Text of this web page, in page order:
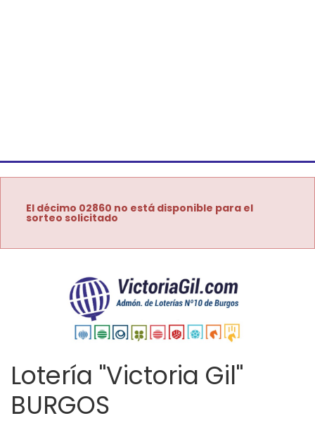
El décimo 02860 no está disponible para el
sorteo solicitado
Lotería "Victoria Gil"
BURGOS